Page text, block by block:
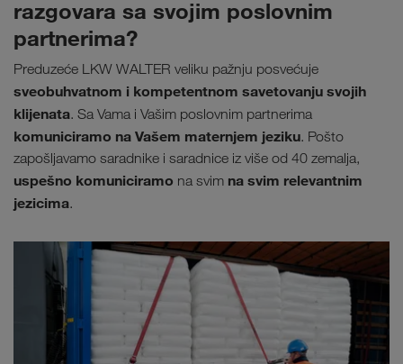
razgovara sa svojim poslovnim
partnerima?
Preduzeće LKW WALTER veliku pažnju posvećuje
sveobuhvatnom i kompetentnom savetovanju svojih
klijenata. Sa Vama i Vašim poslovnim partnerima
komuniciramo na Vašem maternjem jeziku. Pošto
zapošljavamo saradnike i saradnice iz više od 40 zemalja,
uspešno komuniciramo na svim na svim relevantnim
jezicima.